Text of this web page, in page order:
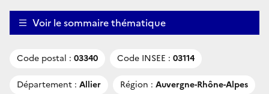
Voir le sommaire thématique
Code postal : 03340 Code INSEE : 03114
Département : Allier Région : Auvergne-Rhône-Alpes